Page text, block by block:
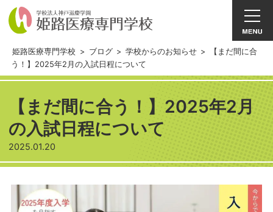
姫路医療専門学校 > ブログ > 学校からのお知らせ >
【まだ間に合
う！】2025年2月の入試日程について
【まだ間に合う！】2025年2月
の入試日程について
2025.01.20